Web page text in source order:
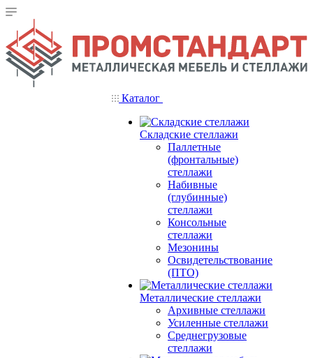
Каталог
Складские стеллажи
Паллетные
(фронтальные)
стеллажи
Набивные
(глубинные)
стеллажи
Консольные
стеллажи
Мезонины
Освидетельствование
(ПТО)
Металлические стеллажи
Архивные стеллажи
Усиленные стеллажи
Среднегрузовые
стеллажи